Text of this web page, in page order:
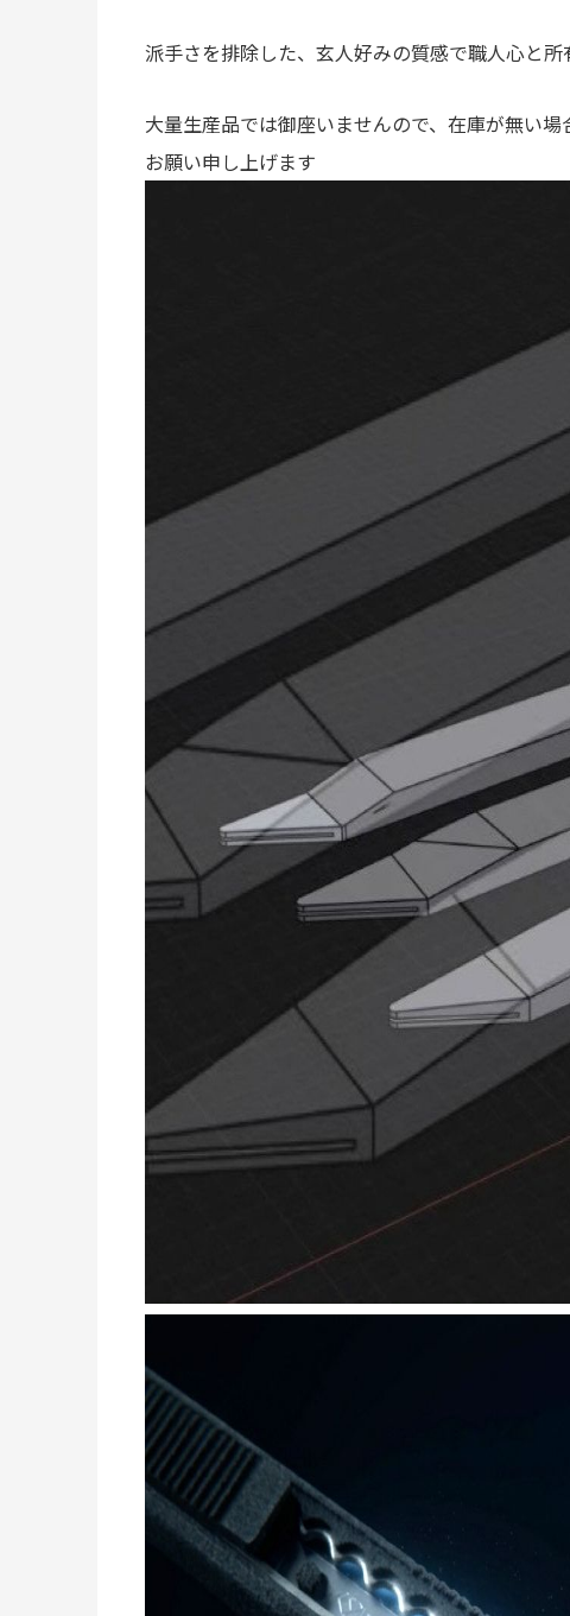
派手さを排除した、玄人好みの質感で職人心と
大量生産品では御座いませんので、在庫が無い
お願い申し上げます